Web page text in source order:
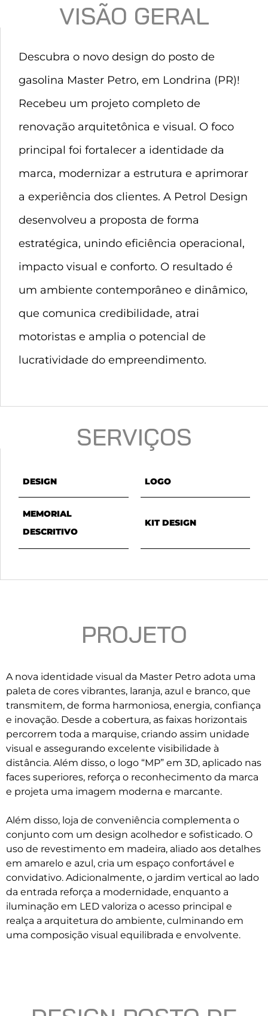
VISÃO GERAL
Descubra o novo design do posto de
gasolina Master Petro, em Londrina (PR)!
Recebeu um projeto completo de
renovação arquitetônica e visual. O foco
principal foi fortalecer a identidade da
marca, modernizar a estrutura e aprimorar
a experiência dos clientes. A Petrol Design
desenvolveu a proposta de forma
estratégica, unindo eficiência operacional,
impacto visual e conforto. O resultado é
um ambiente contemporâneo e dinâmico,
que comunica credibilidade, atrai
motoristas e amplia o potencial de
lucratividade do empreendimento.
SERVIÇOS
DESIGN LOGO
MEMORIAL
DESCRITIVO
KIT DESIGN
PROJETO
A nova identidade visual da Master Petro adota uma
paleta de cores vibrantes, laranja, azul e branco, que
transmitem, de forma harmoniosa, energia, confiança
e inovação. Desde a cobertura, as faixas horizontais
percorrem toda a marquise, criando assim unidade
visual e assegurando excelente visibilidade à
distância. Além disso, o logo “MP” em 3D, aplicado nas
faces superiores, reforça o reconhecimento da marca
e projeta uma imagem moderna e marcante.
Além disso, loja de conveniência complementa o
conjunto com um design acolhedor e sofisticado. O
uso de revestimento em madeira, aliado aos detalhes
em amarelo e azul, cria um espaço confortável e
convidativo. Adicionalmente, o jardim vertical ao lado
da entrada reforça a modernidade, enquanto a
iluminação em LED valoriza o acesso principal e
realça a arquitetura do ambiente, culminando em
uma composição visual equilibrada e envolvente.